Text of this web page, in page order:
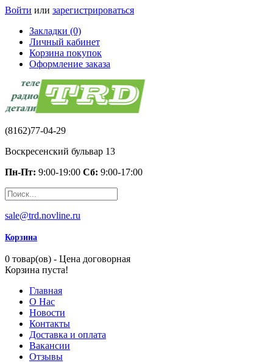
Войти или зарегистрироваться
Закладки (0)
Личный кабинет
Корзина покупок
Оформление заказа
(8162)77-04-29
Воскресенский бульвар 13
Пн-Пт: 9:00-19:00 Сб: 9:00-17:00
sale@trd.novline.ru
Корзина
0 товар(ов) - Цена договорная
Корзина пуста!
Главная
О Нас
Новости
Контакты
Доставка и оплата
Вакансии
Отзывы